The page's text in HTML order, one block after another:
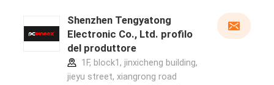
Shenzhen Tengyatong
Electronic Co., Ltd. profilo
del produttore
1F, block1, jinxicheng building,
jieyu street, xiangrong road